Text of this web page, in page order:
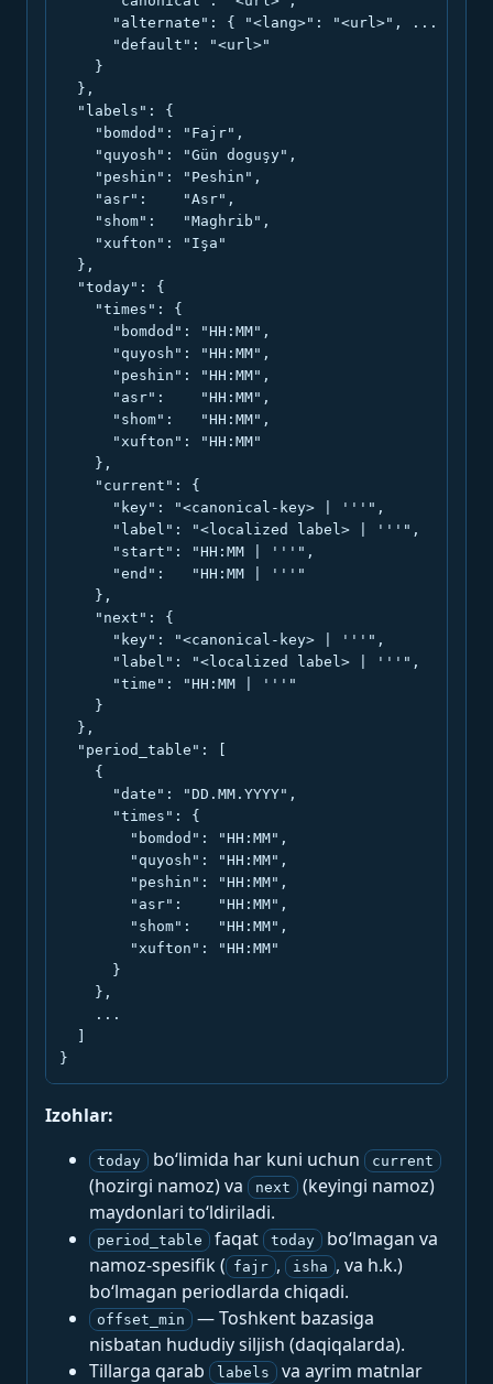
      "alternate": { "<lang>": "<url>", ... },
      "default": "<url>"
    }
  },
  "labels": {
    "bomdod": "Fajr",
    "quyosh": "Gün doguşy",
    "peshin": "Peshin",
    "asr":    "Asr",
    "shom":   "Maghrib",
    "xufton": "Işa"
  },
  "today": {
    "times": {
      "bomdod": "HH:MM",
      "quyosh": "HH:MM",
      "peshin": "HH:MM",
      "asr":    "HH:MM",
      "shom":   "HH:MM",
      "xufton": "HH:MM"
    },
    "current": {
      "key": "<canonical-key> | '''",
      "label": "<localized label> | '''",
      "start": "HH:MM | '''",
      "end":   "HH:MM | '''"
    },
    "next": {
      "key": "<canonical-key> | '''",
      "label": "<localized label> | '''",
      "time": "HH:MM | '''"
    }
  },
  "period_table": [
    {
      "date": "DD.MM.YYYY",
      "times": {
        "bomdod": "HH:MM",
        "quyosh": "HH:MM",
        "peshin": "HH:MM",
        "asr":    "HH:MM",
        "shom":   "HH:MM",
        "xufton": "HH:MM"
      }
    },
    ...
}
Izohlar:
today bo‘limida har kuni uchun current
(hozirgi namoz) va next
(keyingi namoz)
maydonlari to‘ldiriladi.
period_table faqat today
bo‘lmagan va
namoz-spesifik ( fajr , isha , va h.k.)
bo‘lmagan periodlarda chiqadi.
offset_min
— Toshkent bazasiga
nisbatan hududiy siljish (daqiqalarda).
Tillarga qarab
labels
va ayrim matnlar